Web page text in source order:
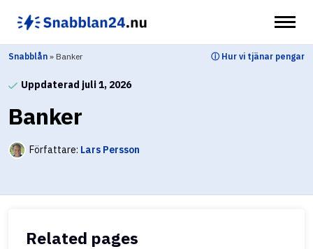
innehåll
Snabblån » Banker ⓘ Hur vi tjänar pengar
Uppdaterad juli 1, 2026
Banker
Författare: Lars Persson
Related pages